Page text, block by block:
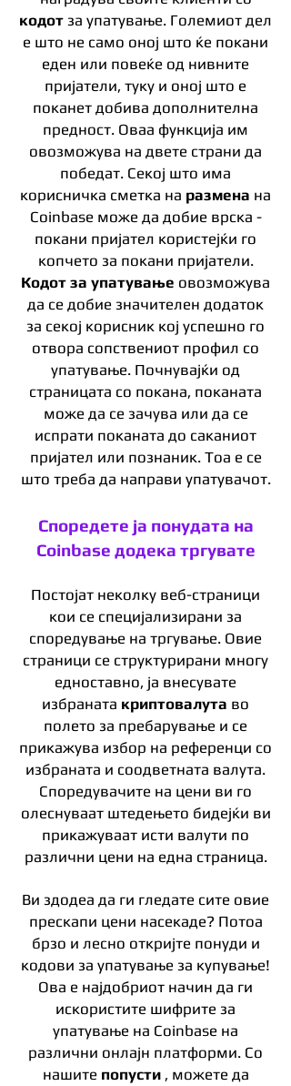
кодот за упатување. Големиот дел
е што не само оној што ќе покани
еден или повеќе од нивните
пријатели, туку и оној што е
поканет добива дополнителна
предност. Оваа функција им
овозможува на двете страни да
победат. Секој што има
корисничка сметка на размена на
Coinbase може да добие врска -
покани пријател користејќи го
копчето за покани пријатели.
Кодот за упатување овозможува
да се добие значителен додаток
за секој корисник кој успешно го
отвора сопствениот профил со
упатување. Почнувајќи од
страницата со покана, поканата
може да се зачува или да се
испрати поканата до саканиот
пријател или познаник. Тоа е се
што треба да направи упатувачот.
Споредете ја понудата на
Coinbase додека тргувате
Постојат неколку веб-страници
кои се специјализирани за
споредување на тргување. Овие
страници се структурирани многу
едноставно, ја внесувате
избраната криптовалута во
полето за пребарување и се
прикажува избор на референци со
избраната и соодветната валута.
Споредувачите на цени ви го
олеснуваат штедењето бидејќи ви
прикажуваат исти валути по
различни цени на една страница.
Ви здодеа да ги гледате сите овие
прескапи цени насекаде? Потоа
брзо и лесно откријте понуди и
кодови за упатување за купување!
Ова е најдобриот начин да ги
искористите шифрите за
упатување на Coinbase на
различни онлајн платформи. Со
нашите попусти, можете да